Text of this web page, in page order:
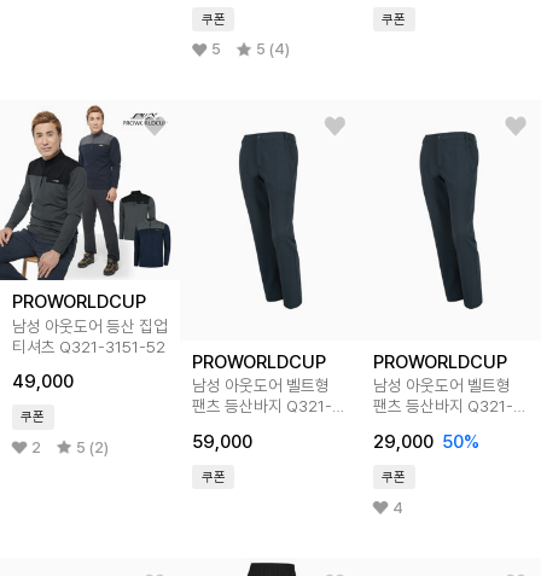
쿠폰
5 5 (4)
쿠폰
PROWORLDCUP
남성 아웃도어 등산 집업
티셔츠 Q321-3151-52
49,000
쿠폰
2 5 (2)
PROWORLDCUP
남성 아웃도어 벨트형
팬츠 등산바지 Q321-
59,000
쿠폰
PROWORLDCUP
남성 아웃도어 벨트형
팬츠 등산바지 Q321-
29,000 50%
쿠폰
4